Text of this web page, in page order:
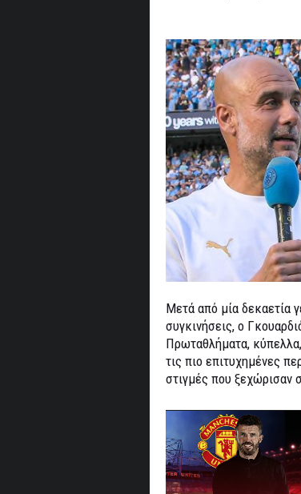
Μετά από μία δεκαετία
συγκινήσεις, ο
Πρωταθλήματα,
τις πιο επιτυχημένες
στιγμές που ξεχώρισαν